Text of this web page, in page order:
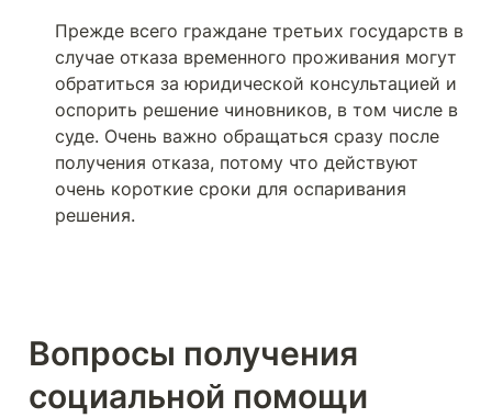
Прежде всего граждане третьих государств в
случае отказа временного проживания могут
обратиться за юридической консультацией и
оспорить решение чиновников, в том числе в
суде. Очень важно обращаться сразу после
получения отказа, потому что действуют
очень короткие сроки для оспаривания
решения.
Вопросы получения
социальной помощи